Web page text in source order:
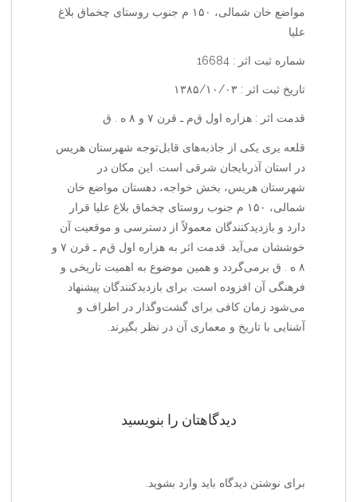
مواضع خان شمالی، ۱۵۰ م جنوب روستای چخماق بلاغ
علیا
شماره ثبت اثر : 16684
تاریخ ثبت اثر : ۱۳۸۵/۱۰/۰۳
قدمت اثر : هزاره اول ق‌م‌ ـ قرن ۷ و ۸ ه . ق
قلعه یری یکی از جاذبه‌های قابل‌توجه شهرستان هریس
در استان آذربایجان شرقی است. این مکان در
شهرستان هریس، بخش خواجه، دهستان مواضع خان
شمالی، ۱۵۰ م جنوب روستای چخماق بلاغ علیا قرار
دارد و بازدیدکنندگان معمولاً از دسترسی و موقعیت آن
خوششان می‌آید. قدمت اثر به هزاره اول ق‌م‌ ـ قرن ۷ و
۸ ه . ق برمی‌گردد و همین موضوع به اهمیت تاریخی و
فرهنگی آن افزوده است. برای بازدیدکنندگان پیشنهاد
می‌شود زمان کافی برای گشت‌وگذار در اطراف و
آشنایی با تاریخ و معماری آن در نظر بگیرند.
دیدگاهتان را بنویسید
برای نوشتن دیدگاه باید وارد بشوید